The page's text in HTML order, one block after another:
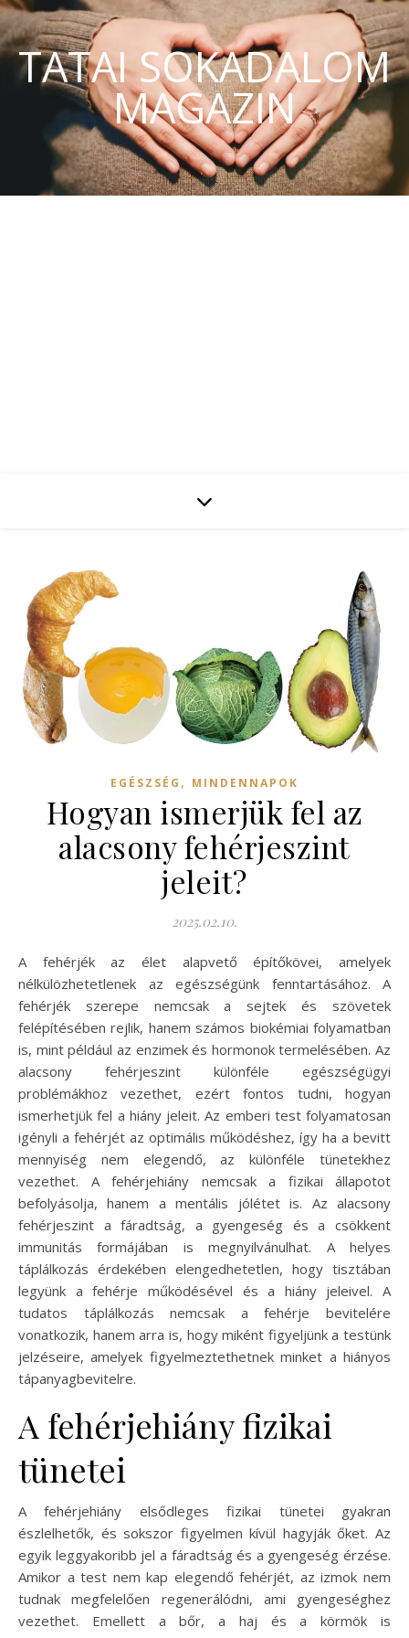
TATAI SOKADALOM
MAGAZIN
EGÉSZSÉG , MINDENNAPOK
Hogyan ismerjük fel az
alacsony fehérjeszint
jeleit?
2025.02.10.
A fehérjék az élet alapvető építőkövei, amelyek
nélkülözhetetlenek az egészségünk fenntartásához. A
fehérjék szerepe nemcsak a sejtek és szövetek
felépítésében rejlik, hanem számos biokémiai folyamatban
is, mint például az enzimek és hormonok termelésében. Az
alacsony fehérjeszint különféle egészségügyi
problémákhoz vezethet, ezért fontos tudni, hogyan
ismerhetjük fel a hiány jeleit. Az emberi test folyamatosan
igényli a fehérjét az optimális működéshez, így ha a bevitt
mennyiség nem elegendő, az különféle tünetekhez
vezethet. A fehérjehiány nemcsak a fizikai állapotot
befolyásolja, hanem a mentális jólétet is. Az alacsony
fehérjeszint a fáradtság, a gyengeség és a csökkent
immunitás formájában is megnyilvánulhat. A helyes
táplálkozás érdekében elengedhetetlen, hogy tisztában
legyünk a fehérje működésével és a hiány jeleivel. A
tudatos táplálkozás nemcsak a fehérje bevitelére
vonatkozik, hanem arra is, hogy miként figyeljünk a testünk
jelzéseire, amelyek figyelmeztethetnek minket a hiányos
tápanyagbevitelre.
A fehérjehiány fizikai
tünetei
A fehérjehiány elsődleges fizikai tünetei gyakran
észlelhetők, és sokszor figyelmen kívül hagyják őket. Az
egyik leggyakoribb jel a fáradtság és a gyengeség érzése.
Amikor a test nem kap elegendő fehérjét, az izmok nem
tudnak megfelelően regenerálódni, ami gyengeséghez
vezethet. Emellett a bőr, a haj és a körmök is